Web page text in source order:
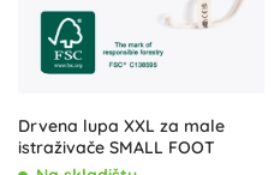
Drvena lupa XXL za male
istraživače SMALL FOOT